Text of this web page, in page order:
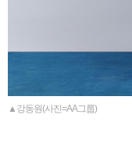
▲강동원(사진=AA그룹)